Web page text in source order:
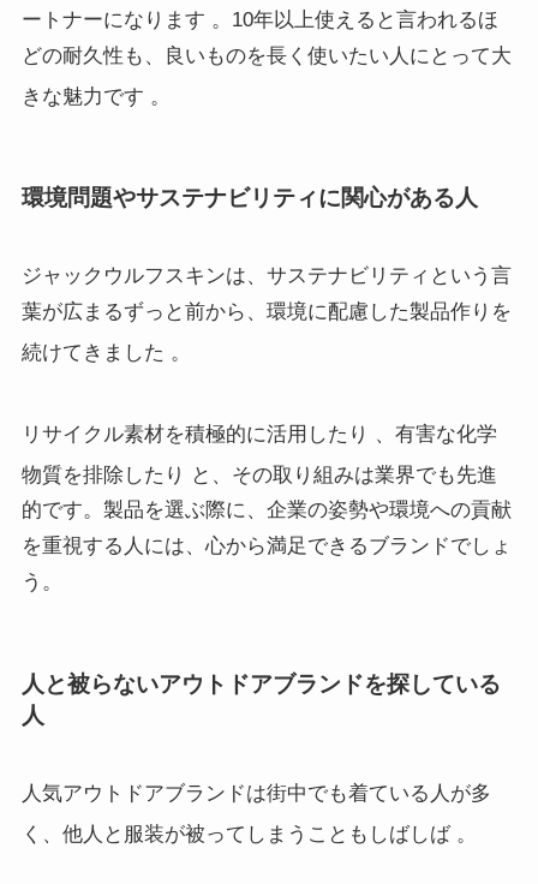
ートナーになります 。10年以上使えると言われるほ
どの耐久性も、良いものを長く使いたい人にとって大
きな魅力です 。
環境問題やサステナビリティに関心がある人
ジャックウルフスキンは、サステナビリティという言
葉が広まるずっと前から、環境に配慮した製品作りを
続けてきました 。
リサイクル素材を積極的に活用したり 、有害な化学
物質を排除したり
と、その取り組みは業界でも先進
的です。製品を選ぶ際に、企業の姿勢や環境への貢献
を重視する人には、心から満足できるブランドでしょ
う。
人と被らないアウトドアブランドを探している
人
人気アウトドアブランドは街中でも着ている人が多
く、他人と服装が被ってしまうこともしばしば 。